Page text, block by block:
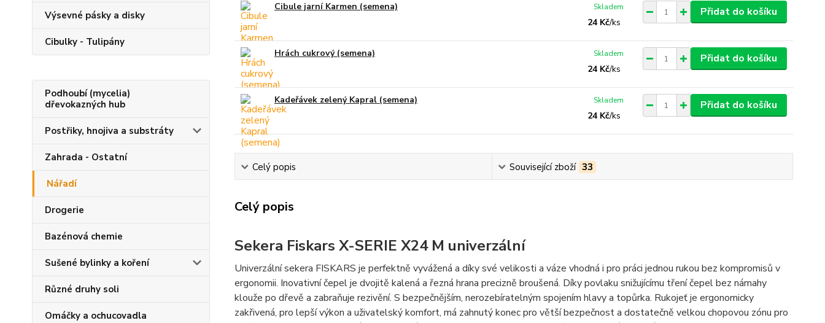
Výsevné pásky a disky
Cibulky - Tulipány
Podhoubí (mycelia)
dřevokazných hub
Postřiky, hnojiva a substráty
Zahrada - Ostatní
Nářadí
Drogerie
Bazénová chemie
Sušené bylinky a koření
Různé druhy soli
Omáčky a ochucovadla
Cibule jarní Karmen (semena)
24 Kč/ks
Skladem Přidat do košíku
Hrách cukrový (semena)
24 Kč/ks
Skladem Přidat do košíku
Kadeřávek zelený Kapral (semena)
24 Kč/ks
Skladem Přidat do košíku
Celý popis Související zboží 33
Celý popis
Sekera Fiskars X-SERIE X24 M univerzální
Univerzální sekera FISKARS je perfektně vyvážená a díky své velikosti a váze vhodná i pro práci jednou rukou bez kompromisů v
ergonomii. Inovativní čepel je dvojitě kalená a řezná hrana precizně broušená. Díky povlaku snižujícímu tření čepel bez námahy
klouže po dřevě a zabraňuje rezivění. S bezpečnějším, nerozebíratelným spojením hlavy a topůrka. Rukojeť je ergonomicky
zakřivená, pro lepší výkon a uživatelský komfort, má zahnutý konec pro větší bezpečnost a dostatečně velkou chopovou zónu pro